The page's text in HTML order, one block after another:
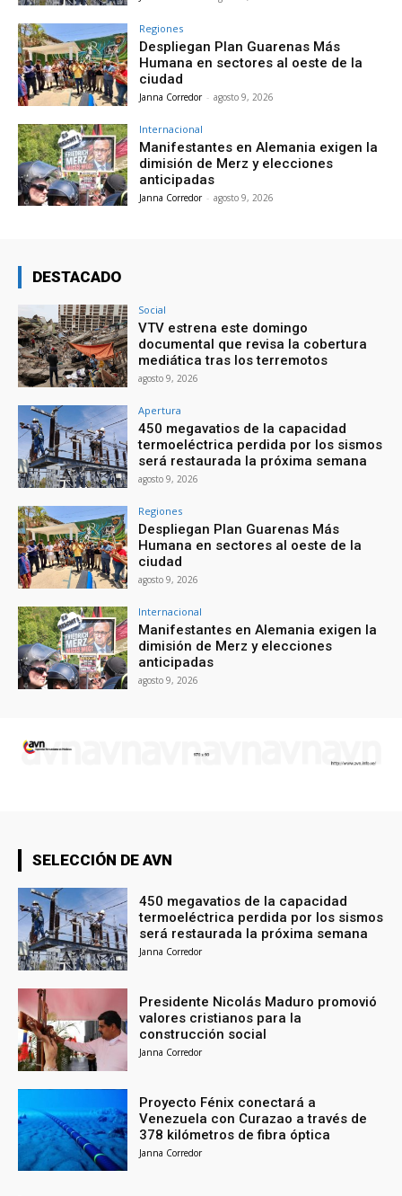
Regiones
Despliegan Plan Guarenas Más
Humana en sectores al oeste de la
ciudad
Janna Corredor - agosto 9, 2026
Internacional
Manifestantes en Alemania exigen la
dimisión de Merz y elecciones
anticipadas
Janna Corredor - agosto 9, 2026
DESTACADO
Social
VTV estrena este domingo
documental que revisa la cobertura
mediática tras los terremotos
agosto 9, 2026
Apertura
450 megavatios de la capacidad
termoeléctrica perdida por los sismos
será restaurada la próxima semana
agosto 9, 2026
Regiones
Despliegan Plan Guarenas Más
Humana en sectores al oeste de la
ciudad
agosto 9, 2026
Internacional
Manifestantes en Alemania exigen la
dimisión de Merz y elecciones
anticipadas
agosto 9, 2026
SELECCIÓN DE AVN
450 megavatios de la capacidad
termoeléctrica perdida por los sismos
será restaurada la próxima semana
Janna Corredor
Presidente Nicolás Maduro promovió
valores cristianos para la
construcción social
Janna Corredor
Proyecto Fénix conectará a
Venezuela con Curazao a través de
378 kilómetros de fibra óptica
Janna Corredor